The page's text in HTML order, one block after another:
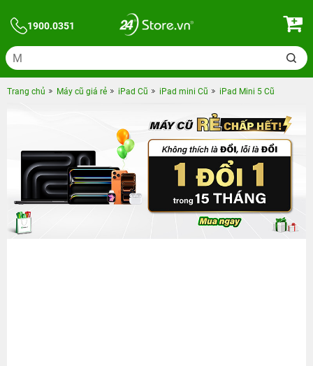
1900.0351
Trang chủ Máy cũ giá rẻ iPad Cũ iPad mini Cũ iPad Mini 5 Cũ